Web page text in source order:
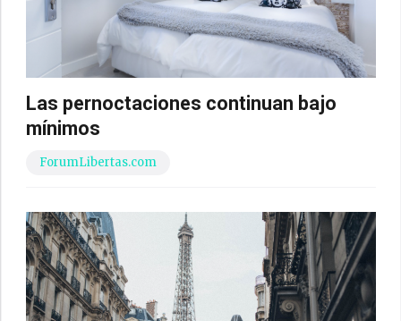
Las pernoctaciones continuan bajo
mínimos
ForumLibertas.com